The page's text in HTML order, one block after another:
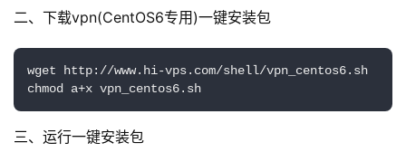
二、下载vpn(CentOS6专用)一键安装包
wget http://www.hi-vps.com/shell/vpn_centos6.sh
chmod a+x vpn_centos6.sh
三、运行一键安装包